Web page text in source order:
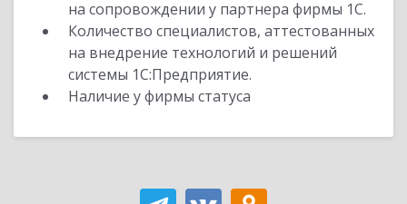
на сопровождении у партнера фирмы 1С.
Количество специалистов, аттестованных
на внедрение технологий и решений
системы 1С:Предприятие.
Наличие у фирмы статуса